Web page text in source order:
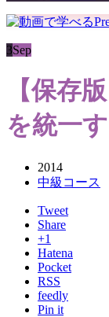
3Sep
【保存
を統一
2014
中級コース
Tweet
Share
+1
Hatena
Pocket
RSS
feedly
Pin it